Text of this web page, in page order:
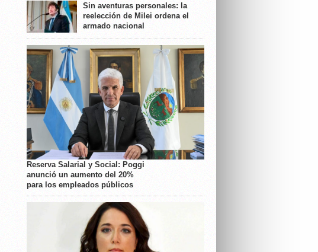
Sin aventuras personales: la
reelección de Milei ordena el
armado nacional
Reserva Salarial y Social: Poggi
anunció un aumento del 20%
para los empleados públicos